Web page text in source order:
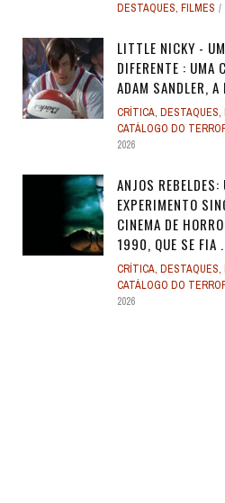
DESTAQUES, FILMES
LITTLE NICKY -
DIFERENTE : UMA
ADAM SANDLER,
CRÍTICA, DESTAQUES,
CATÁLOGO DO
2026
ANJOS REBELDES:
EXPERIMENTO
CINEMA DE
1990, QUE SE FIA
CRÍTICA, DESTAQUES,
CATÁLOGO DO
2026